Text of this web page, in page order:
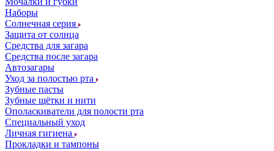
Наборы
Солнечная серия
Защита от солнца
Средства для загара
Средства после загара
Автозагары
Уход за полостью рта
Зубные пасты
Зубные щётки и нити
Ополаскиватели для полости рта
Специальный уход
Личная гигиена
Прокладки и тампоны